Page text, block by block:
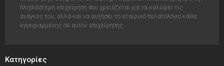
πλησιέστερη επιχείρηση που χρειάζεται για να καλύψει τις
ανάγκες του, αλλά και να αυξήσει το εταιρικό πελατολόγιο κάθε
εγγεγραμμένης σε αυτόν επιχείρησης.
Κατηγορίες